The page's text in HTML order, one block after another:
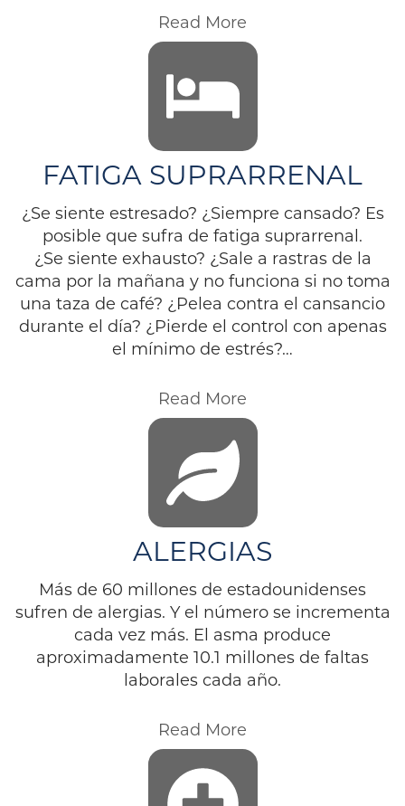
Read More
FATIGA SUPRARRENAL
¿Se siente estresado? ¿Siempre cansado? Es
posible que sufra de fatiga suprarrenal.
¿Se siente exhausto? ¿Sale a rastras de la
cama por la mañana y no funciona si no toma
una taza de café? ¿Pelea contra el cansancio
durante el día? ¿Pierde el control con apenas
el mínimo de estrés?…
Read More
ALERGIAS
Más de 60 millones de estadounidenses
sufren de alergias. Y el número se incrementa
cada vez más. El asma produce
aproximadamente 10.1 millones de faltas
laborales cada año.
Read More